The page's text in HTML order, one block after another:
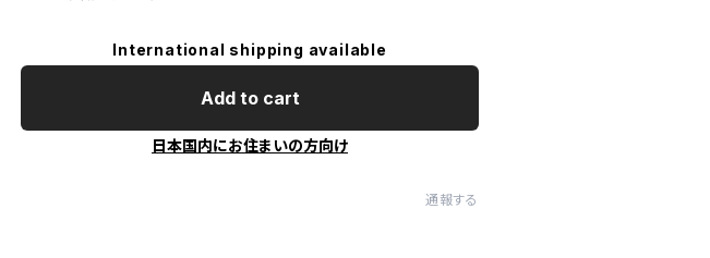
International shipping available
Add to cart
日本国内にお住まいの方向け
通報する